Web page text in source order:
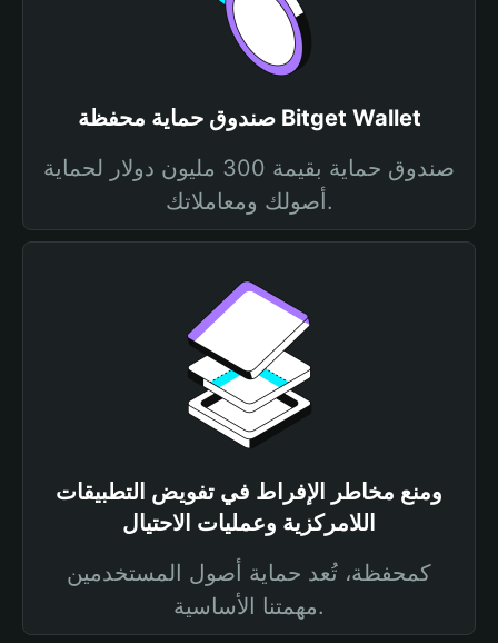
صندوق حماية محفظة Bitget Wallet
صندوق حماية بقيمة 300 مليون دولار لحماية
أصولك ومعاملاتك.
ومنع مخاطر الإفراط في تفويض التطبيقات
اللامركزية وعمليات الاحتيال
كمحفظة، تُعد حماية أصول المستخدمين
مهمتنا الأساسية.